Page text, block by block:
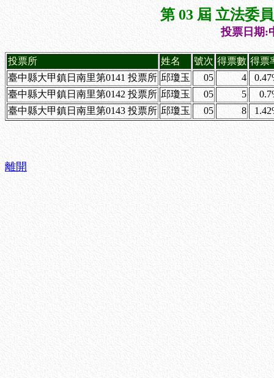
第 03 屆 立法委
投票日期:
投票所 姓名 號次 得票數 得票
臺中縣大甲鎮日南里第0141 投票所 邱瓊玉 05 4
臺中縣大甲鎮日南里第0142 投票所 邱瓊玉 05 5
臺中縣大甲鎮日南里第0143 投票所 邱瓊玉 05 8
離開